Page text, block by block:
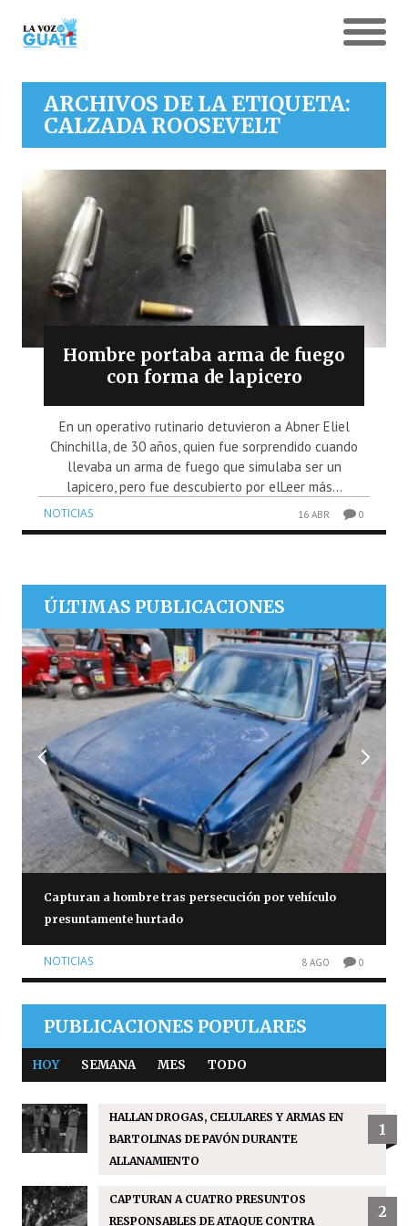
ARCHIVOS DE LA ETIQUETA:
CALZADA ROOSEVELT
Hombre portaba arma de fuego
con forma de lapicero
En un operativo rutinario detuvieron a Abner Eliel
Chinchilla, de 30 años, quien fue sorprendido cuando
llevaba un arma de fuego que simulaba ser un
lapicero, pero fue descubierto por elLeer más...
NOTICIAS 16 ABR 0
ÚLTIMAS PUBLICACIONES
Capturan a hombre tras persecución por vehículo
presuntamente hurtado
NOTICIAS 8 AGO 0
PUBLICACIONES POPULARES
HOY SEMANA MES TODO
HALLAN DROGAS, CELULARES Y ARMAS EN
BARTOLINAS DE PAVÓN DURANTE
ALLANAMIENTO
1
CAPTURAN A CUATRO PRESUNTOS
RESPONSABLES DE ATAQUE CONTRA
2